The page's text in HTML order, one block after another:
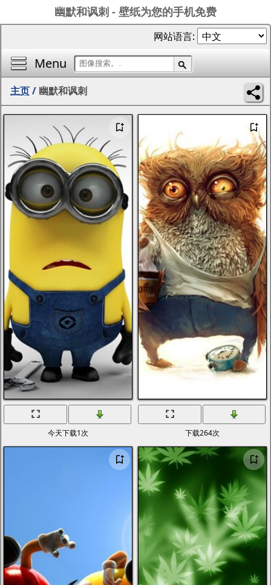
幽默和讽刺 - 壁纸为您的手机免费
Menu
网站语言:
主页/ 幽默和讽刺
今天下载1次 下载264次